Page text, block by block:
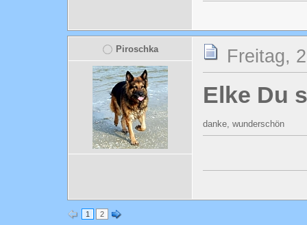
Piroschka Freitag,
Elke Du
danke, wunderschön
1 2